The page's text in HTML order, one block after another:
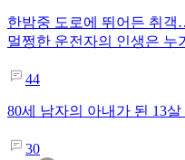
한밤중 도로에 뛰어든 취
멀쩡한 운전자의 인생은 누
44
80세 남자의 아내가 된 13
30